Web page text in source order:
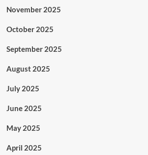
November 2025
October 2025
September 2025
August 2025
July 2025
June 2025
May 2025
April 2025